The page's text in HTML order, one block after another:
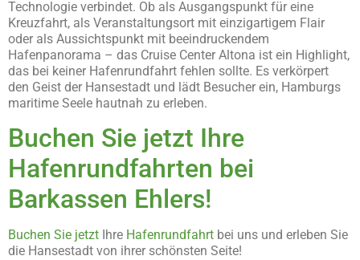
Technologie verbindet. Ob als Ausgangspunkt für eine
Kreuzfahrt, als Veranstaltungsort mit einzigartigem Flair
oder als Aussichtspunkt mit beeindruckendem
Hafenpanorama – das Cruise Center Altona ist ein Highlight,
das bei keiner Hafenrundfahrt fehlen sollte. Es verkörpert
den Geist der Hansestadt und lädt Besucher ein, Hamburgs
maritime Seele hautnah zu erleben.
Buchen Sie jetzt Ihre
Hafenrundfahrten bei
Barkassen Ehlers!
Buchen Sie jetzt Ihre Hafenrundfahrt bei uns und erleben Sie
die Hansestadt von ihrer schönsten Seite!